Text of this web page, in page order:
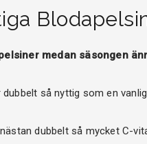
medan säsongen
så nyttig som en
dubbelt så mycket C-